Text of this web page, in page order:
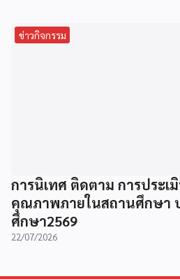
ข่าวกิจกรรม
การนิเทศ ติดตาม การประเ
คุณภาพภายในสถานศึกษา
ศึกษา2569
22/07/2026